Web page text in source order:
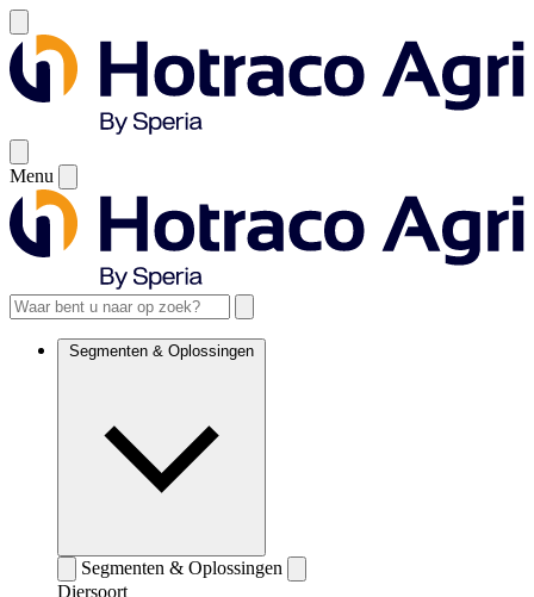
Menu
Segmenten & Oplossingen
Segmenten & Oplossingen
Diersoort